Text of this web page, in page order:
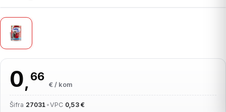
0,66
€ / kom
Šifra 27031 •VPC 0,53 €